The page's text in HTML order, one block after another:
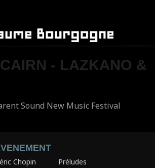
- LAZKANO &
Sound New Music Festival
Chopin Préludes